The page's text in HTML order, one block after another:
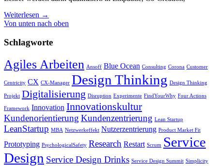
Weiterlesen →
Von unten nach oben
Schlagworte
Agiles Arbeiten Ansoff Blue Ocean Consulting Corona Customer
Centricity CX CX-Manager Design Thinking Design Thinking
Projekt Digitalisierung Disruption Experimente FindYourWhy Four Actions
Framework Innovation Innovationskultur
Kundenorientierung Kundenzentrierung Lean Startup
LeanStartup MBA Netzwerkeffekt Nutzerzentrierung Product Market Fit
Prototyping PsychologicalSafety Research Restart Scrum
Service
Design Service Design Drinks Service Design Summit Simplicity